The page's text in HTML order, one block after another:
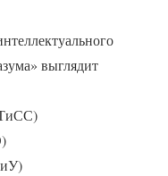
выглядит